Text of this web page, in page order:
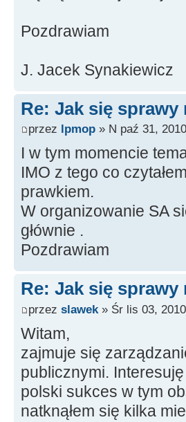
Pozdrawiam
J. Jacek Synakiewicz
Re: Jak się sprawy
przez lpmop » N paź 31,
I w tym momencie
IMO z tego co
prawkiem.
W organizowanie SA
głównie .
Pozdrawiam
Re: Jak się sprawy
przez slawek » Śr lis 03,
Witam,
zajmuje się
publicznymi.
polski sukces w tym
natknąłem się kilka